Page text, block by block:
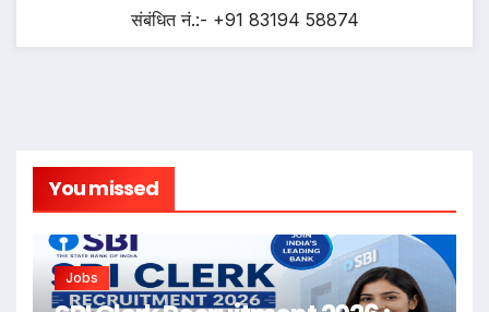
संबंधित नं.:- +91 83194 58874
You missed
Jobs